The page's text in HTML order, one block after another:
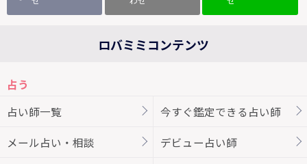
ロバミミコンテンツ
占う
占い師一覧
今すぐ鑑定できる占い師
メール占い・相談 デビュー占い師